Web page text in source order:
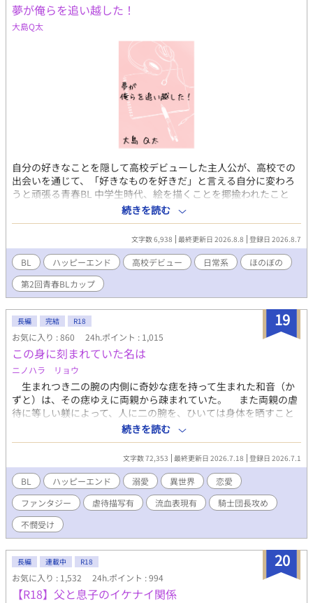
夢が俺らを追い越した！
大島Q太
自分の好きなことを隠して高校デビューした主人公が、高校での
出会いを通じて、「好きなものを好きだ」と言える自分に変わろ
うと頑張る青春BL 中学生時代、絵を描くことを揶揄われたこと
で、人前で自分を出せなくなった牛窓隆也。 「自分を変えたい」
と決意した隆也は、ＳＮＳを通して知り合った配信者のKさんと、
その仲間たちのアドバイスを胸に高校デビューを果たす。 そこで
出会ったのは明るいコータ、面倒見のいいほっちゃん、自由人な
空、放送部で夢に向かう啓という大切な仲間たち。 学校行事や
日々の交流を通して少しずつ過去の傷を見つめ直し、自分の好き
なことに向き合いはじめる。 何度も聞いた「頑張れ」が隆也を前
に向かせる。 そして、いつも自分を支えてくれた一番の理解者で
あるKさんの正体に気付いたとき。隆也はもう一つの大切な「好
き」に気付く。
続きを読む
文字数 6,938 最終更新日 2026.8.8 登録日 2026.8.7
BL ハッピーエンド 高校デビュー 日常系
ほのぼの
第2回青春BLカップ
19
長編 完結 R18
お気に入り : 860 24h.ポイント : 1,015
この身に刻まれていた名は
ニノハラ リョウ
生まれつき二の腕の内側に奇妙な痣を持って生まれた和音（か
ずと）は、その痣ゆえに両親から疎まれていた。 また両親の虐
待に等しい躾によって、人に二の腕を、ひいては身体を晒すこと
に嫌悪にも似た苦手意識を持ってしまう。その結果、学生生活す
らもうまくいっていなかった。 ある雨の日、乱暴な運転をする
車が跳ね上げた雨水に何故か飲み込まれてしまう。 気が付けば
そこには見覚えのない光景が広がっていた。 異世界だと認識す
る間もなく、和音は逆境に曝される。親切な商人に拾われた和音
は、自らの二の腕にある痣がこの国の文字だということを知る。
その文字が示すのはこの国で英雄と称えられている騎士団長の
名だということも。そして……この世界では運命の相手の名が身
体に浮かび上がる世界であるということも。 運命に導かれた二
部残酷な表現があります。
続きを読む
文字数 72,353 最終更新日 2026.7.18 登録日 2026.7.1
BL ハッピーエンド 溺愛 異世界
恋愛
ファンタジー
虐待描写有 流血表現有
騎士団長攻め
不憫受け
20
長編 連載中 R18
お気に入り : 1,532 24h.ポイント : 994
【R18】父と息子のイケナイ関係